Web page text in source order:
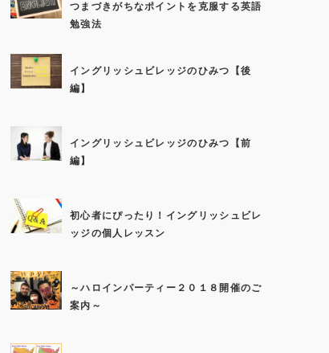
つまづきがちなポイントを克服する英語
勉強法
イングリッシュビレッジのひみつ【後
編】
イングリッシュビレッジのひみつ【前
編】
初心者にぴったり！イングリッシュビレ
ッジの個人レッスン
～ハロインパーティー２０１８開催のご
案内～